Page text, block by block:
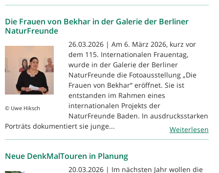
Die Frauen von Bekhar in der Galerie der Berliner
NaturFreunde
© Uwe Hiksch
26.03.2026 | Am 6. März 2026, kurz vor
dem 115. Internationalen Frauentag,
wurde in der Galerie der Berliner
NaturFreunde die Fotoausstellung „Die
Frauen von Bekhar“ eröffnet. Sie ist
entstanden im Rahmen eines
internationalen Projekts der
NaturFreunde Baden. In ausdrucksstarken
Porträts dokumentiert sie junge...
Weiterlesen
Neue DenkMalTouren in Planung
20.03.2026 | Im nächsten Jahr wollen die